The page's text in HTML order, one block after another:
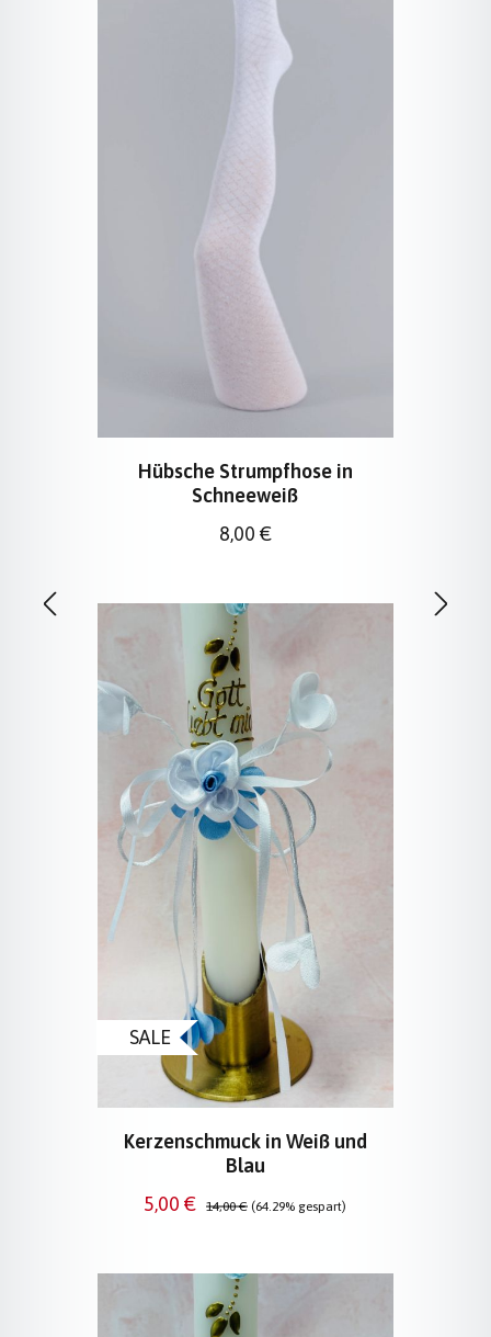
Hübsche Strumpfhose in
Schneeweiß
Regulärer Preis:
8,00 €
SALE
Kerzenschmuck in Weiß und
Blau
Verkaufspreis:
5,00 € Regulärer Preis:
14,00 € (64.29% gespart)